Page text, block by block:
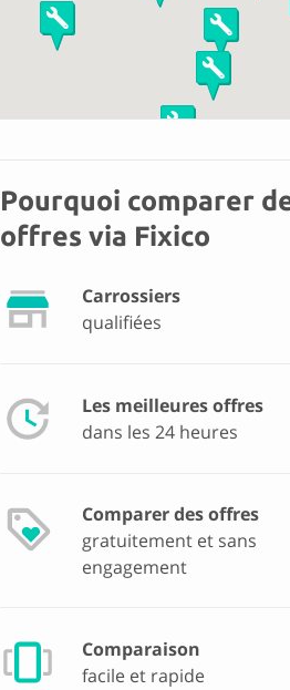
Pourquoi comparer
offres via Fixico
Carrossiers
qualifiées
Les meilleures offres
dans les 24 heures
Comparer des offres
gratuitement et sans
engagement
Comparaison
facile et rapide